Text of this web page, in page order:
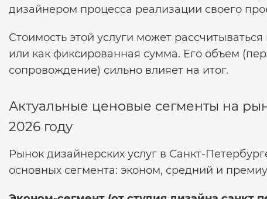
дизайнером процесса реализации своего
Стоимость этой услуги может
или как фиксированная сумма. Его объем
сопровождение) сильно влияет на итог.
Актуальные ценовые сегменты на
2026 году
Рынок дизайнерских услуг в Санкт-
основных сегмента: эконом, средний и